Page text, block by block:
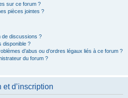
sur ce forum ?
pièces jointes ?
de discussions ?
disponible ?
d’abus ou d’ordres légaux liés à ce forum ?
du forum ?
d’inscription